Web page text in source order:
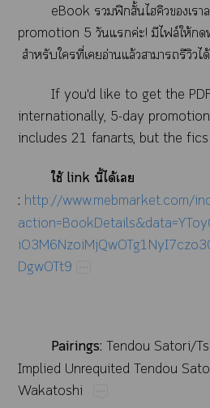
eBook​​ฟิ​ั้
promotion​5​​​ค่!​​ฟล์​ให้​
​​​ี่​​อ่​ล้​​​​
internationally,​5-
ใช้​link​ี้​ได้​​
: http://www.mebmarket.com/
DgwOTt9
Pairings:Tendou​Satori/
Implied
Wakatoshi